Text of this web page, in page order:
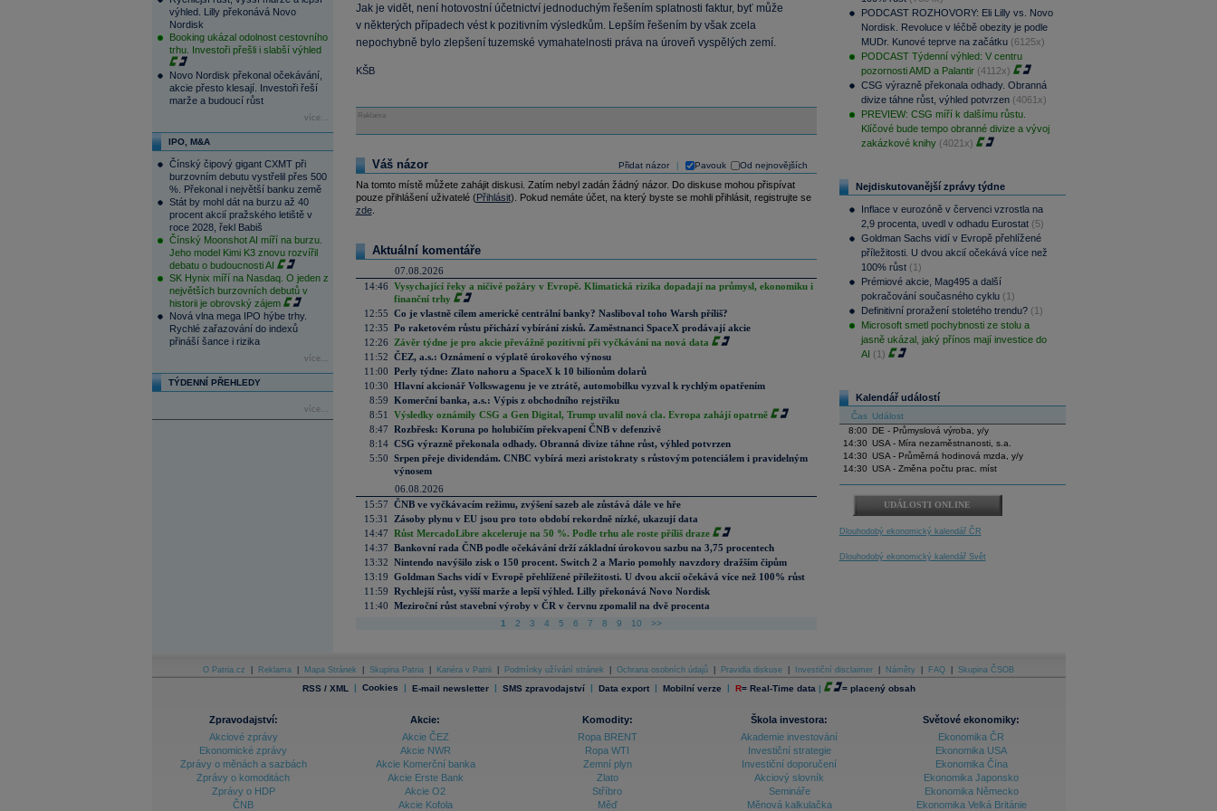
výhled. Lilly překonává Novo
Nordisk
Booking ukázal odolnost cestovního
trhu. Investoři přešli i slabší výhled
Novo Nordisk překonal očekávání,
akcie přesto klesají. Investoři řeší
marže a budoucí růst
více...
IPO, M&A
Čínský čipový gigant CXMT při
burzovním debutu vystřelil přes 500
%. Překonal i největší banku země
Stát by mohl dát na burzu až 40
procent akcií pražského letiště v
roce 2028, řekl Babiš
Čínský Moonshot AI míří na burzu.
Jeho model Kimi K3 znovu rozvířil
debatu o budoucnosti AI
SK Hynix míří na Nasdaq. O jeden z
největších burzovních debutů v
historii je obrovský zájem
Nová vlna mega IPO hýbe trhy.
Rychlé zařazování do indexů
přináší šance i rizika
více...
TÝDENNÍ PŘEHLEDY
více...
Jak je vidět, není hotovostní účetnictví jednoduchým řešením splatnosti faktur, byť může
v některých případech vést k pozitivním výsledkům. Lepším řešením by však zcela
nepochybně bylo zlepšení tuzemské vymahatelnosti práva na úroveň vyspělých zemí.
KŠB
Reklama
Přidat názor Pavouk Od nejnovějších
Váš názor
Na tomto místě můžete zahájit diskusi. Zatím nebyl zadán žádný názor. Do diskuse mohou přispívat
pouze přihlášení uživatelé (Přihlásit). Pokud nemáte účet, na který byste se mohli přihlásit, registrujte se
zde.
Aktuální komentáře
07.08.2026
14:46 Vysychající řeky a ničivé požáry v Evropě. Klimatická rizika dopadají na průmysl, ekonomiku i
finanční trhy
12:55 Co je vlastně cílem americké centrální banky? Nasliboval toho Warsh příliš?
12:35 Po raketovém růstu přichází vybírání zisků. Zaměstnanci SpaceX prodávají akcie
12:26
Závěr týdne je pro akcie převážně pozitivní při vyčkávání na nová data
11:52 ČEZ, a.s.: Oznámení o výplatě úrokového výnosu
11:00 Perly týdne: Zlato nahoru a SpaceX k 10 bilionům dolarů
10:30 Hlavní akcionář Volkswagenu je ve ztrátě, automobilku vyzval k rychlým opatřením
8:59 Komerční banka, a.s.: Výpis z obchodního rejstříku
8:51
Výsledky oznámily CSG a Gen Digital, Trump uvalil nová cla. Evropa zahájí opatrně
8:47 Rozbřesk: Koruna po holubičím překvapení ČNB v defenzivě
8:14 CSG výrazně překonala odhady. Obranná divize táhne růst, výhled potvrzen
5:50 Srpen přeje dividendám. CNBC vybírá mezi aristokraty s růstovým potenciálem i pravidelným
výnosem
06.08.2026
15:57 ČNB ve vyčkávacím režimu, zvýšení sazeb ale zůstává dále ve hře
15:31
Zásoby plynu v EU jsou pro toto období rekordně nízké, ukazují data
14:47 Růst MercadoLibre akceleruje na 50 %. Podle trhu ale roste příliš draze
14:37 Bankovní rada ČNB podle očekávání drží základní úrokovou sazbu na 3,75 procentech
13:32 Nintendo navýšilo zisk o 150 procent. Switch 2 a Mario pomohly navzdory dražším čipům
13:19 Goldman Sachs vidí v Evropě přehlížené příležitosti. U dvou akcií očekává více než 100% růst
11:59 Rychlejší růst, vyšší marže a lepší výhled. Lilly překonává Novo Nordisk
11:40 Meziroční růst stavební výroby v ČR v červnu zpomalil na dvě procenta
1 2 3 4 5 6 7 8 9 10 >>
PODCAST ROZHOVORY: Eli Lilly vs. Novo
Nordisk. Revoluce v léčbě obezity je podle
MUDr. Kunové teprve na začátku (6125x)
PODCAST Týdenní výhled: V centru
pozornosti AMD a Palantir (4112x)
CSG výrazně překonala odhady. Obranná
divize táhne růst, výhled potvrzen (4061x)
PREVIEW: CSG míří k dalšímu růstu.
Klíčové bude tempo obranné divize a vývoj
zakázkové knihy (4021x)
Nejdiskutovanější zprávy týdne
Inflace v eurozóně v červenci vzrostla na
2,9 procenta, uvedl v odhadu Eurostat (5)
Goldman Sachs vidí v Evropě přehlížené
příležitosti. U dvou akcií očekává více než
100% růst (1)
Prémiové akcie, Mag495 a další
pokračování současného cyklu (1)
Definitivní proražení stoletého trendu? (1)
Microsoft smetl pochybnosti ze stolu a
jasně ukázal, jaký přínos mají investice do
AI (1)
Kalendář událostí
Čas Událost
8:00
DE - Průmyslová výroba, y/y
14:30 USA - Míra nezaměstnanosti, s.a.
14:30 USA - Průměrná hodinová mzda, y/y
14:30 USA - Změna počtu prac. míst
UDÁLOSTI ONLINE
Dlouhodobý ekonomický kalendář ČR
Dlouhodobý ekonomický kalendář Svět
O Patria.cz Reklama Mapa Stránek Skupina Patria Kariéra v Patrii Podmínky užívání stránek Ochrana osobních údajů Pravidla diskuse Investiční disclaimer Náměty FAQ Skupina ČSOB
RSS / XML | Cookies | E-mail newsletter | SMS zpravodajství | Data export | Mobilní verze | R= Real-Time data | = placený obsah
Zpravodajství:
Akciové zprávy
Ekonomické zprávy
Zprávy o měnách a sazbách
Zprávy o komoditách
Zprávy o HDP
ČNB
Akcie:
Akcie ČEZ
Akcie NWR
Akcie Komerční banka
Akcie Erste Bank
Akcie O2
Akcie Kofola
Komodity:
Ropa BRENT
Ropa WTI
Zemní plyn
Zlato
Stříbro
Měď
Škola investora:
Akademie investování
Investiční strategie
Investiční doporučení
Akciový slovník
Semináře
Měnová kalkulačka
Světové ekonomiky:
Ekonomika ČR
Ekonomika USA
Ekonomika Čína
Ekonomika Japonsko
Ekonomika Německo
Ekonomika Velká Británie